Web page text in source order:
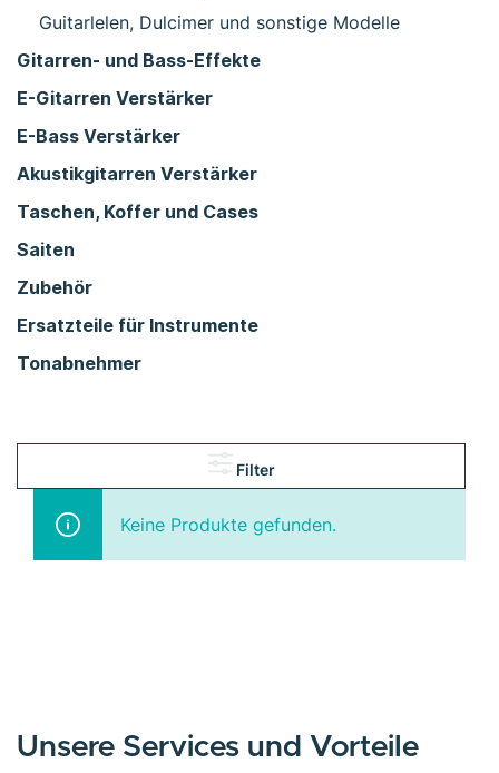
Guitarlelen, Dulcimer und sonstige Modelle
Gitarren- und Bass-Effekte
E-Gitarren Verstärker
E-Bass Verstärker
Akustikgitarren Verstärker
Taschen, Koffer und Cases
Saiten
Zubehör
Ersatzteile für Instrumente
Tonabnehmer
Filter
Keine Produkte gefunden.
Unsere Services und Vorteile